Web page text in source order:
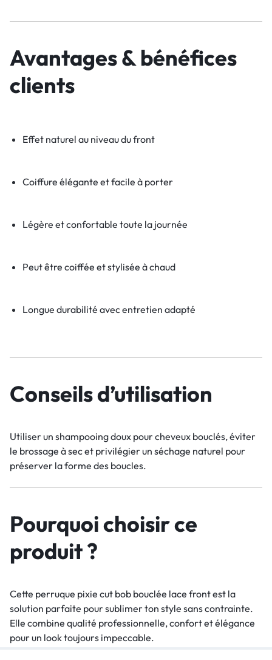
Avantages & bénéfices
clients
Effet naturel au niveau du front
Coiffure élégante et facile à porter
Légère et confortable toute la journée
Peut être coiffée et stylisée à chaud
Longue durabilité avec entretien adapté
Conseils d’utilisation
Utiliser un shampooing doux pour cheveux bouclés, éviter
le brossage à sec et privilégier un séchage naturel pour
préserver la forme des boucles.
Pourquoi choisir ce
produit ?
Cette perruque pixie cut bob bouclée lace front est la
solution parfaite pour sublimer ton style sans contrainte.
Elle combine qualité professionnelle, confort et élégance
pour un look toujours impeccable.